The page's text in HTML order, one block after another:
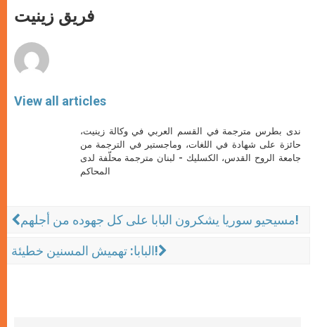
p
p
g
e
o
k
فريق زينيت
View all articles
ندى بطرس مترجمة في القسم العربي في وكالة زينيت،
حائزة على شهادة في اللغات، وماجستير في الترجمة من
جامعة الروح القدس، الكسليك - لبنان مترجمة محلّفة لدى
المحاكم
مسيحيو سوريا يشكرون البابا على كل جهوده من أجلهم!
البابا: تهميش المسنين خطيئة!